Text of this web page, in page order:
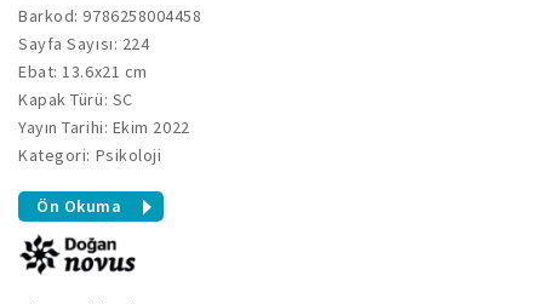
Barkod: 9786258004458
Sayfa Sayısı: 224
Ebat: 13.6x21 cm
Kapak Türü: SC
Yayın Tarihi: Ekim 2022
Kategori: Psikoloji
Ön Okuma